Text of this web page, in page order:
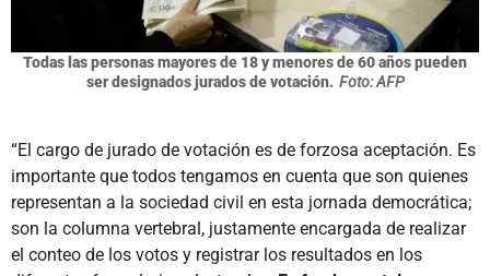
Todas las personas mayores de 18 y menores de 60 años pueden
ser designados jurados de votación. Foto: AFP
“El cargo de jurado de votación es de forzosa aceptación. Es
importante que todos tengamos en cuenta que son quienes
representan a la sociedad civil en esta jornada democrática;
son la columna vertebral, justamente encargada de realizar
el conteo de los votos y registrar los resultados en los